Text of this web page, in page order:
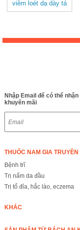
viêm loét dạ dày tá
tràng, trào ngược,
Nhập Email để có thể
khuyến mãi
THUỐC NAM GIA
Bệnh trĩ
Trị nấm da đầu
Trị tổ đỉa, hắc lào, eczema
KHÁC